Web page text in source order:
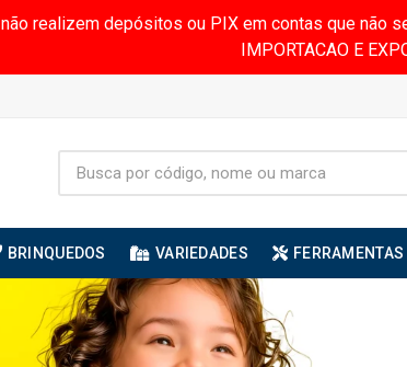
não realizem depósitos ou PIX em contas que
IMPORTACAO E
BRINQUEDOS VARIEDADES FERRAMENTAS